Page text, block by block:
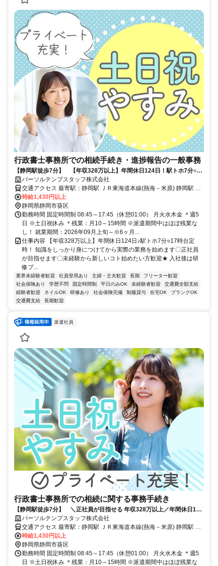
行政書士事務所での相続手続き・進捗報告の一般事務
【静岡駅徒歩7分】 【年収328万以上】年間休日124日！駅トホ7分○17
時台定時！
パーソルテンプスタッフ株式会社
交通アクセス 最寄駅：静岡駅 ＪＲ東海道本線(熱海－米原) 静岡駅 徒
歩7分 静岡鉄道静岡清水線 新静岡駅 徒歩10分
時給1,430円以上
静岡県静岡市葵区
勤務時間 固定時間制 08:45～17:45（休憩01:00） 月火水木金 ＊週5
日 ※土日祝休み ＊残業：月10～15時間 ※派遣期間中はほぼ残業な
し！ 就業期間：2026年09月上旬～※6ヶ月...
仕事内容 【年収328万以上】年間休日124日♪駅トホ7分○17時台定
時！ 知識をしっかり身につけてから実際の業務を始めます〇正社員
が目指せます〇未経験から新しいコト始めたい方歓迎★ 入社後は研
修プ...
業界未経験者歓迎 社員登用あり 主婦・主夫歓迎 長期
フリーター歓迎
社会保険あり
学歴不問 固定時間制 平日のみOK 未経験者歓迎
交通費全額支給
経験者歓迎
ネイルOK 研修あり 社会保険完備 制服貸与 在宅OK
ブランクOK
交通費支給
長期歓迎
派遣社員
行政書士事務所での相続に関する事務手続き
【静岡駅徒歩7分】 ＼正社員が目指せる 年収328万以上／年間休日124
日＠駅トホ7分
パーソルテンプスタッフ株式会社
交通アクセス 最寄駅：静岡駅 ＪＲ東海道本線(熱海－米原) 静岡駅 徒
歩7分 静岡鉄道静岡清水線 新静岡駅 徒歩10分
時給1,430円以上
静岡県静岡市葵区
勤務時間 固定時間制 08:45～17:45（休憩01:00） 月火水木金 ＊週5
日 ※土日祝休み ＊残業：月10～15時間 ※派遣期間中はほぼ残業な